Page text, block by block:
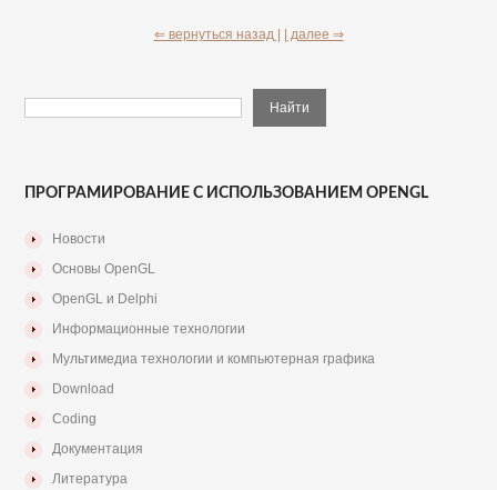
⇐ вернуться назад | | далее ⇒
ПРОГРАМИРОВАНИЕ С ИСПОЛЬЗОВАНИЕМ OPENGL
Новости
Основы OpenGL
OpenGL и Delphi
Информационные технологии
Мультимедиа технологии и компьютерная графика
Download
Coding
Документация
Литература